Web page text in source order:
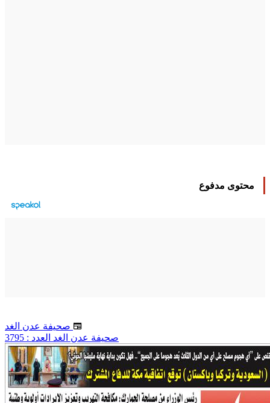
محتوى مدفوع
صحيفة عدن الغد العدد : 3795